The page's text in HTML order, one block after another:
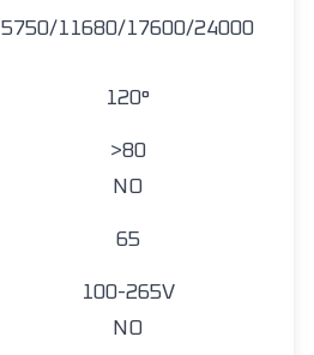
5750/11680/17600/24000
120°
>80
NO
65
100-265V
NO